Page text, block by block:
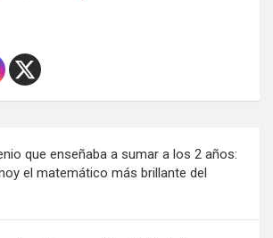
que enseñaba a sumar a los 2 años:
el matemático más brillante del